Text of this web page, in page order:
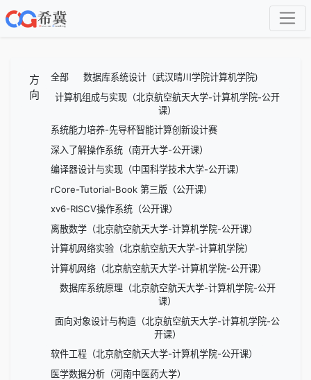
方
向
全部
数据库系统设计（武汉晴川学院计算机学院)
计算机组成与实现（北京航空航天大学-计算机学院-公开
课）
系统能力培养-先导杯智能计算创新设计赛
深入了解操作系统（南开大学-公开课）
编译器设计与实现（中国科学技术大学-公开课）
rCore-Tutorial-Book 第三版（公开课）
xv6-RISCV操作系统（公开课）
离散数学（北京航空航天大学-计算机学院-公开课）
计算机网络实验（北京航空航天大学-计算机学院）
计算机网络（北京航空航天大学-计算机学院-公开课）
数据库系统原理（北京航空航天大学-计算机学院-公开
课）
面向对象设计与构造（北京航空航天大学-计算机学院-公
开课）
软件工程（北京航空航天大学-计算机学院-公开课）
医学数据分析（河南中医药大学）